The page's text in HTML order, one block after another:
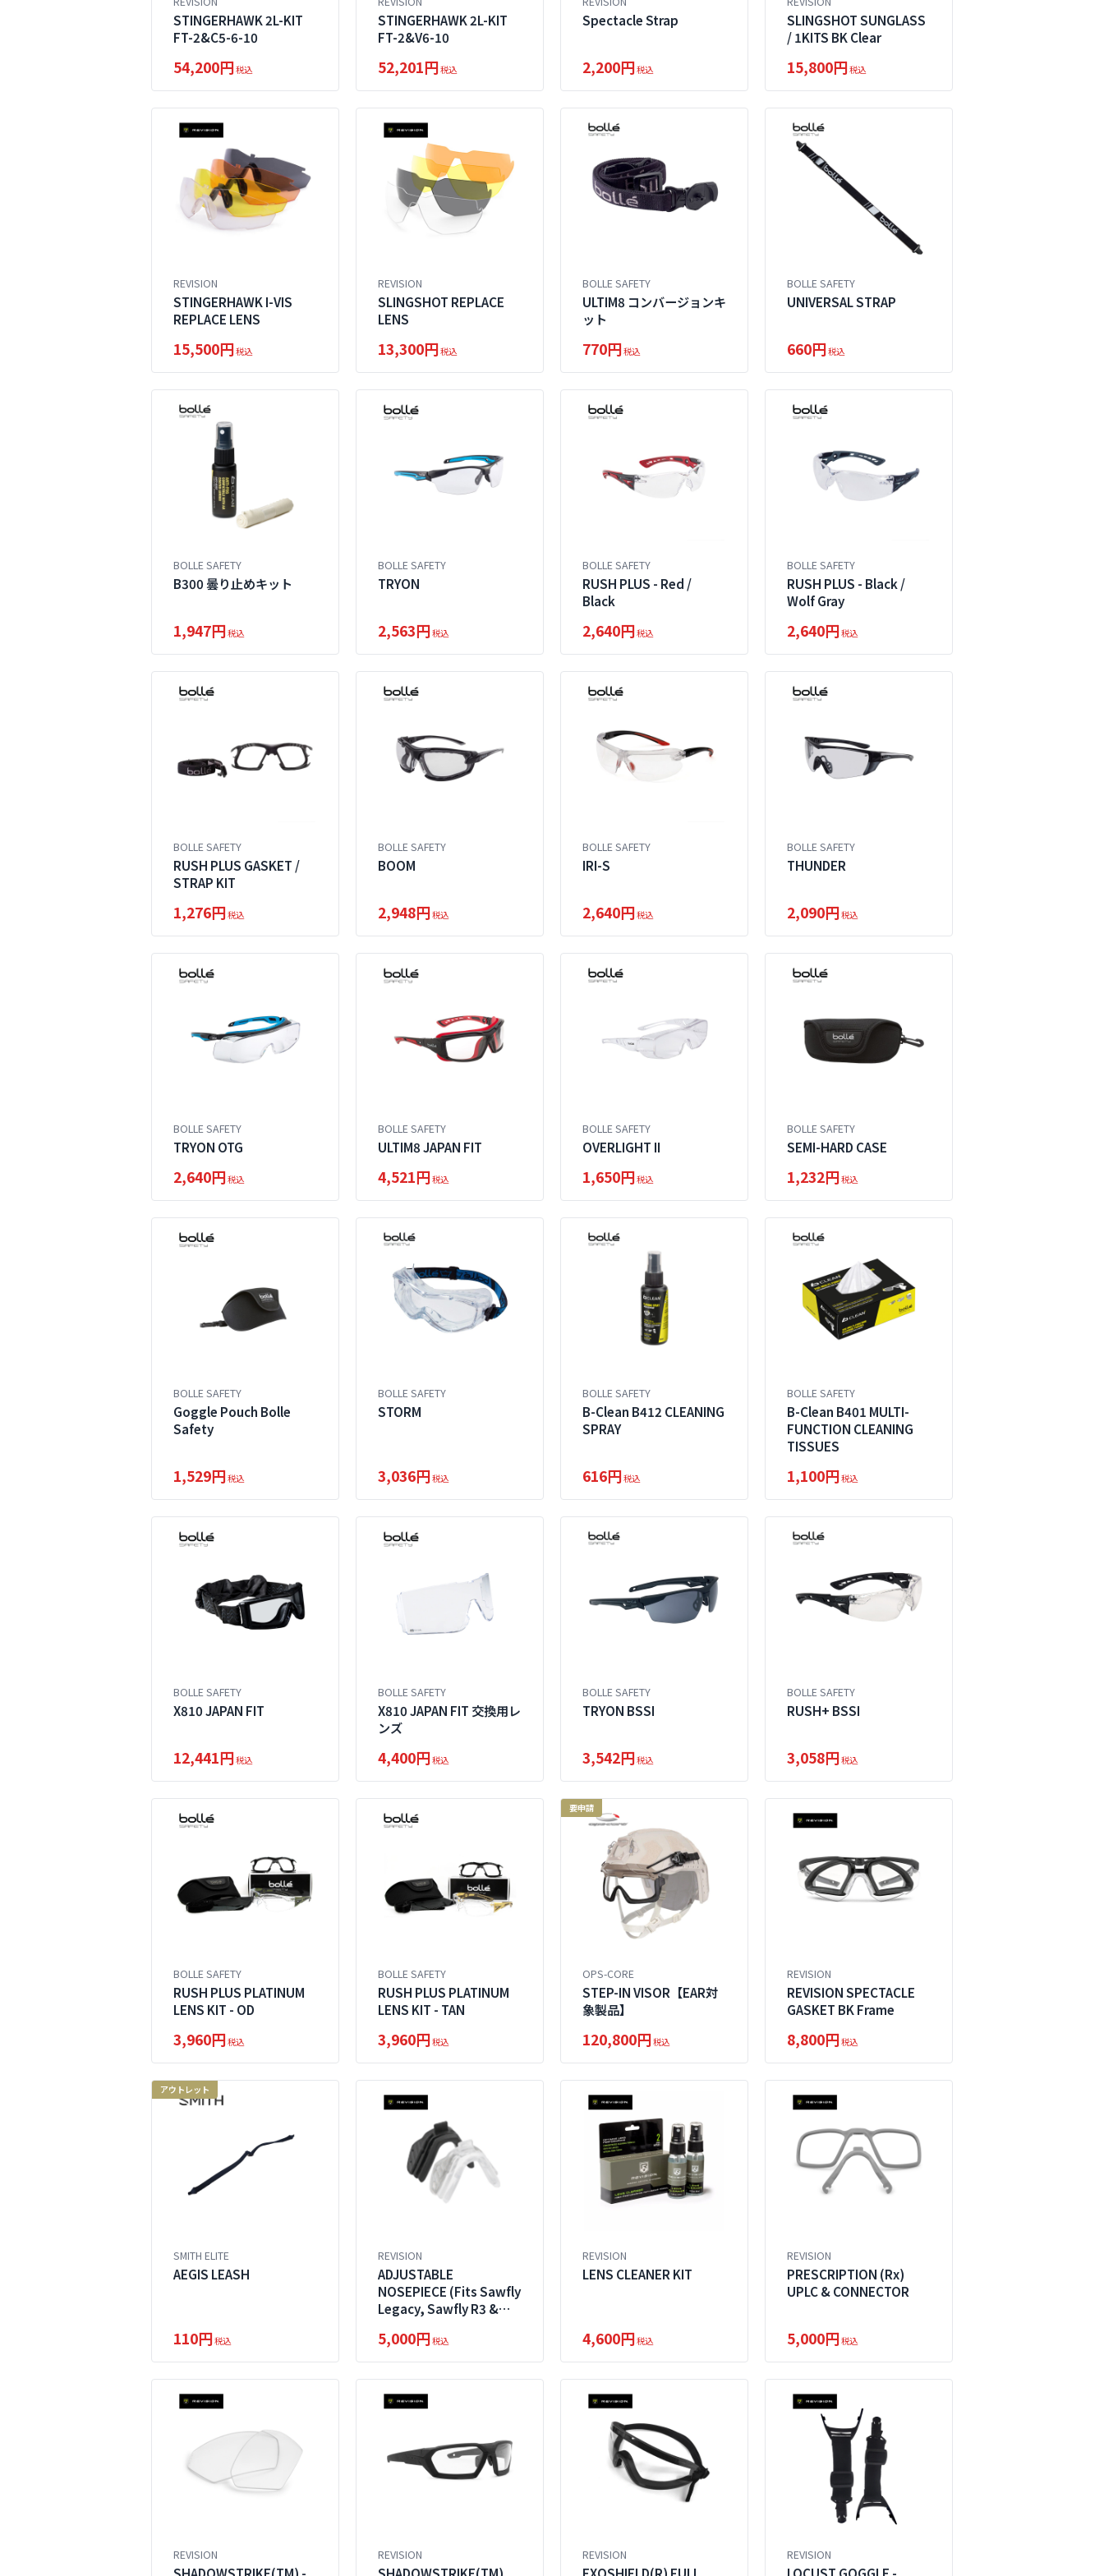
STINGERHAWK 2L-KIT
FT-2&C5-6-10
54,200円税込
STINGERHAWK 2L-KIT
FT-2&V6-10
52,201円税込
Spectacle Strap
2,200円税込
SLINGSHOT SUNGLASS
/ 1KITS BK Clear
15,800円税込
REVISION
STINGERHAWK I-VIS
REPLACE LENS
15,500円税込
REVISION
SLINGSHOT REPLACE
LENS
13,300円税込
BOLLE SAFETY
ULTIM8 コンバージョンキ
ット
770円税込
BOLLE SAFETY
UNIVERSAL STRAP
660円税込
BOLLE SAFETY
B300 曇り止めキット
1,947円税込
BOLLE SAFETY
TRYON
2,563円税込
BOLLE SAFETY
RUSH PLUS - Red /
Black
2,640円税込
BOLLE SAFETY
RUSH PLUS - Black /
Wolf Gray
2,640円税込
BOLLE SAFETY
RUSH PLUS GASKET /
STRAP KIT
1,276円税込
BOLLE SAFETY
BOOM
2,948円税込
BOLLE SAFETY
IRI-S
2,640円税込
BOLLE SAFETY
THUNDER
2,090円税込
BOLLE SAFETY
TRYON OTG
2,640円税込
BOLLE SAFETY
ULTIM8 JAPAN FIT
4,521円税込
BOLLE SAFETY
OVERLIGHT II
1,650円税込
BOLLE SAFETY
SEMI-HARD CASE
1,232円税込
BOLLE SAFETY
Goggle Pouch Bolle
Safety
1,529円税込
BOLLE SAFETY
STORM
3,036円税込
BOLLE SAFETY
B-Clean B412 CLEANING
SPRAY
616円税込
BOLLE SAFETY
B-Clean B401 MULTI-
FUNCTION CLEANING
TISSUES
1,100円税込
BOLLE SAFETY
X810 JAPAN FIT
12,441円税込
BOLLE SAFETY
X810 JAPAN FIT 交換用レ
ンズ
4,400円税込
BOLLE SAFETY
TRYON BSSI
3,542円税込
BOLLE SAFETY
RUSH+ BSSI
3,058円税込
BOLLE SAFETY
RUSH PLUS PLATINUM
LENS KIT - OD
3,960円税込
BOLLE SAFETY
RUSH PLUS PLATINUM
LENS KIT - TAN
3,960円税込
要申請
OPS-CORE
STEP-IN VISOR【EAR対
象製品】
120,800円税込
REVISION
REVISION SPECTACLE
GASKET BK Frame
8,800円税込
アウトレット
SMITH ELITE
AEGIS LEASH
110円税込
REVISION
ADJUSTABLE
NOSEPIECE (Fits Sawfly
Legacy, Sawfly R3 &
Spectacles)
5,000円税込
REVISION
LENS CLEANER KIT
4,600円税込
REVISION
PRESCRIPTION (Rx)
UPLC & CONNECTOR
5,000円税込
REVISION REVISION REVISION REVISION